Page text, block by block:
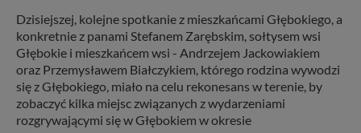
Dzisiejszej, kolejne spotkanie z mieszkańcami Głębokiego, a
konkretnie z panami Stefanem Zarębskim, sołtysem wsi
Głębokie i mieszkańcem wsi - Andrzejem Jackowiakiem
oraz Przemysławem Białczykiem, którego rodzina wywodzi
się z Głębokiego, miało na celu rekonesans w terenie, by
zobaczyć kilka miejsc związanych z wydarzeniami
rozgrywającymi się w Głębokiem w okresie